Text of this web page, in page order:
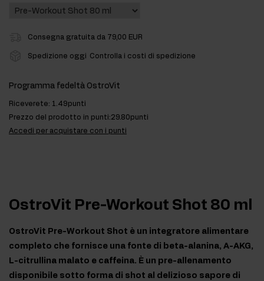
Consegna gratuita da 79,00 EUR
Spedizione oggi Controlla i costi di spedizione
Programma fedeltà OstroVit
Riceverete: 1.49punti
Prezzo del prodotto in punti:29.80punti
Accedi per acquistare con i punti
OstroVit Pre-Workout Shot 80 ml
OstroVit Pre-Workout Shot è un integratore alimentare
completo che fornisce una fonte di beta-alanina, A-AKG,
L-citrullina malato e caffeina. È un pre-allenamento
disponibile sotto forma di shot al delizioso sapore di